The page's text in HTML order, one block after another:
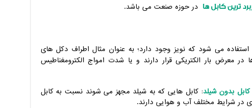
ترین کابل ها در حوزه صنعت می باشد.
می شود که نویز وجود دارد؛ به عنوان مثال اطراف دکل های
در معرض بار الکتریکی قرار دارند و یا شدت امواج الکترومغناطیس
بدون شیلد: کابل هایی که به شیلد مجهز می شوند نسبت به کابل
در شرایط مختلف آب و هوایی دارند.